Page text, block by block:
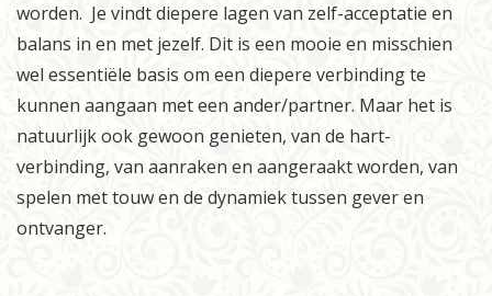
worden. Je vindt diepere lagen van zelf-acceptatie en
balans in en met jezelf. Dit is een mooie en misschien
wel essentiële basis om een diepere verbinding te
kunnen aangaan met een ander/partner. Maar het is
natuurlijk ook gewoon genieten, van de hart-
verbinding, van aanraken en aangeraakt worden, van
spelen met touw en de dynamiek tussen gever en
ontvanger.